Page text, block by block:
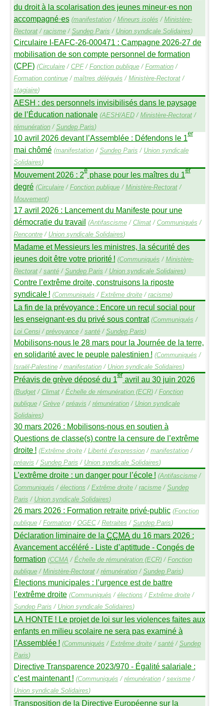
du droit à la scolarisation des jeunes mineur·es non
accompagné·es (manifestation/ Mineurs isolés / Ministère-
Rectorat/ racisme/ SundepParis / Union syndicale Solidaires)
Circulaire I-EAFC-26-000471 : Campagne 2026-27 de
mobilisation de son compte personnel de formation
(CPF) (Circulaire/ CPF/ Fonction publique/ Formation/
Formation continue/ maîtres délégués / Ministère-Rectorat/
stagiaire)
AESH : des personnels invisibilisés dans le paysage
de l’Éducation nationale (AESH/AED/ Ministère-Rectorat/
rémunération/ SundepParis)
10 avril 2026 devant l’Assemblée : Défendons le 1er
mai chômé (manifestation/ SundepParis / Union syndicale
Solidaires)
Mouvement 2026 : 2ephase pour les maîtres du 1er
degré (Circulaire/ Fonction publique/ Ministère-Rectorat/
Mouvement)
17 avril 2026 : Lancement du Manifeste pour une
démocratie du travail (Antifascisme/ Climat/ Communiqués /
Rencontre/ Union syndicale Solidaires)
Madame et Messieurs les ministres, la sécurité des
jeunes doit être votre priorité ! (Communiqués / Ministère-
Rectorat/ santé/ SundepParis / Union syndicale Solidaires)
Contre l’extrême droite, construisons la riposte
syndicale ! (Communiqués / Extrême droite/ racisme)
La fin de la prévoyance : Encore un recul social pour
les enseignant·es du privé sous contrat (Communiqués /
Loi Censi/ prévoyance/ santé/ SundepParis)
Mobilisons-nous le 28 mars pour la Journée de la terre,
en solidarité avec le peuple palestinien ! (Communiqués /
Israël-Palestine/ manifestation/ Union syndicale Solidaires)
Préavis de grève déposé du 1eravril au 30 juin 2026
(Budget/ Climat/ Échelle de rémunération (ECR)/ Fonction
publique/ Grève/ préavis / rémunération/ Union syndicale
Solidaires)
30 mars 2026 : Mobilisons-nous en soutien à
Questions de classe(s) contre la censure de l’extrême
droite ! (Extrême droite/ Liberté d’expression/ manifestation/
préavis / SundepParis / Union syndicale Solidaires)
L’extrême droite : un danger pour l’école ! (Antifascisme/
Communiqués / élections / Extrême droite/ racisme/ Sundep
Paris / Union syndicale Solidaires)
26 mars 2026 : Formation retraite privé-public (Fonction
publique/ Formation/ OGEC/ Retraites / SundepParis)
Déclaration liminaire de la CCMA du 16 mars 2026 :
Avancement accéléré - Liste d’aptittude - Congés de
formation (CCMA / Échelle de rémunération (ECR)/ Fonction
publique/ Ministère-Rectorat/ rémunération/ SundepParis)
Élections municipales : l’urgence est de battre
l’extrême droite (Communiqués / élections / Extrême droite/
SundepParis / Union syndicale Solidaires)
LA HONTE ! Le projet de loi sur les violences faites aux
enfants en milieu scolaire ne sera pas examiné à
l’Assemblée ! (Communiqués / Extrême droite/ santé/ Sundep
Paris)
Directive Transparence 2023/970 - Égalité salariale :
c’est maintenant ! (Communiqués / rémunération/ sexisme/
Union syndicale Solidaires)
Transposition de la Directive Européenne sur la